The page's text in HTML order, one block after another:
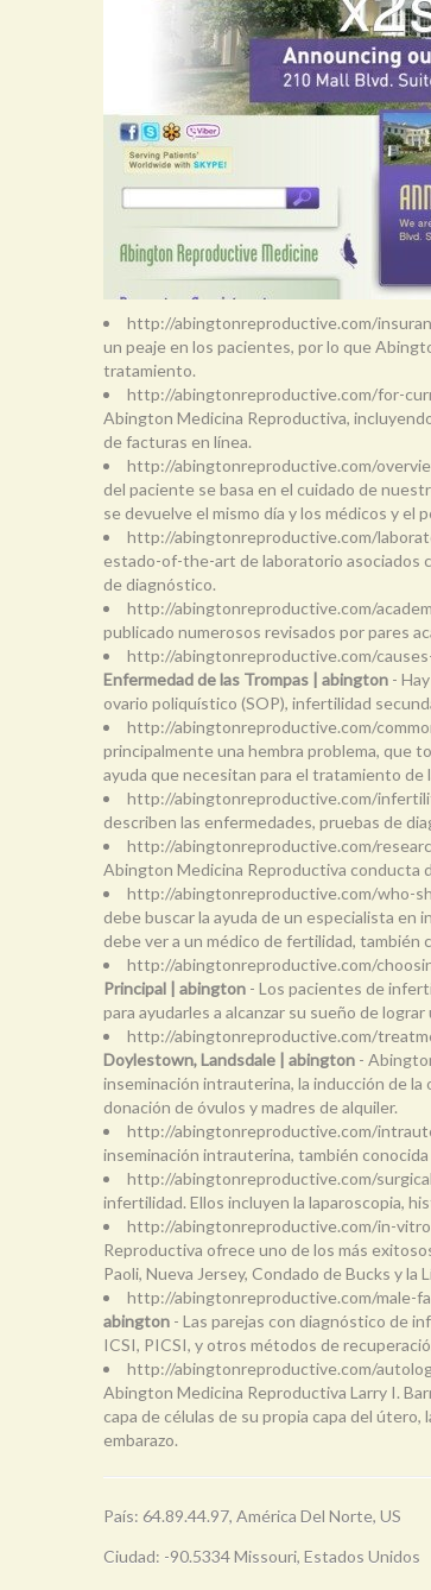
http://abingtonreproductive.com/
un peaje en los pacientes, por lo que
tratamiento.
http://abingtonreproductive.com/for-
Abington Medicina Reproductiva,
de facturas en línea.
http://abingtonreproductive.com/
del paciente se basa en el cuidado de
se devuelve el mismo día y los médicos y
http://abingtonreproductive.com/
estado-of-the-art de laboratorio asociados
de diagnóstico.
http://abingtonreproductive.com/
publicado numerosos revisados por pares
http://abingtonreproductive.com/
Enfermedad de las Trompas | abington -
ovario poliquístico (SOP), infertilidad
http://abingtonreproductive.com/
principalmente una hembra problema, que
ayuda que necesitan para el tratamiento de
http://abingtonreproductive.com/
describen las enfermedades, pruebas de
http://abingtonreproductive.com/
Abington Medicina Reproductiva conducta
http://abingtonreproductive.com/who-
debe buscar la ayuda de un especialista en
debe ver a un médico de fertilidad, también
http://abingtonreproductive.com/
Principal | abington - Los pacientes de
para ayudarles a alcanzar su sueño de lograr
http://abingtonreproductive.com/
Doylestown, Landsdale | abington -
inseminación intrauterina, la inducción de
donación de óvulos y madres de alquiler.
http://abingtonreproductive.com/
inseminación intrauterina, también
http://abingtonreproductive.com/
infertilidad. Ellos incluyen la laparoscopia,
http://abingtonreproductive.com/in-
Reproductiva ofrece uno de los más
Paoli, Nueva Jersey, Condado de Bucks y
http://abingtonreproductive.com/male-
abington - Las parejas con diagnóstico de
ICSI, PICSI, y otros métodos de
http://abingtonreproductive.com/
Abington Medicina Reproductiva Larry I.
capa de células de su propia capa del
embarazo.
País: 64.89.44.97, América Del Norte, US
Ciudad: -90.5334 Missouri, Estados Unidos